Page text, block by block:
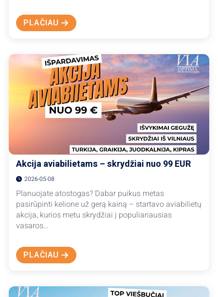
PLAČIAUABOUT
PALYDĖKITE
–
SAVAITĖS
POILSIS
NUO
614
EUR
Akcija aviabilietams – skrydžiai nuo 99 EUR
2026-05-08
Planuojate atostogas? Dabar puikus metas
pasirūpinti kelione už gerą kainą – startavo aviabilietų
akcija, kurios metu skrydžiai į populiariausias
vasaros…
PLAČIAUABOUT
AKCIJA
SKRYDŽIAI